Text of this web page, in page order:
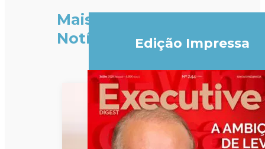
Mais
Notícias
Edição Impressa